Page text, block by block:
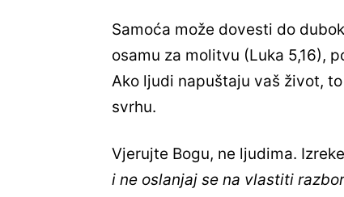
Samoća može dovesti do
osamu za molitvu (Luka 5,16),
Ako ljudi napuštaju vaš život,
svrhu.
Vjerujte Bogu, ne ljudima.
i ne oslanjaj se na vlastiti